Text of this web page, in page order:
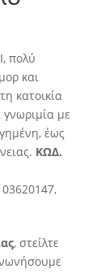
πολύ
και
κατοικία
γνωριμία με
έως
ΚΩΔ.
, στείλτε